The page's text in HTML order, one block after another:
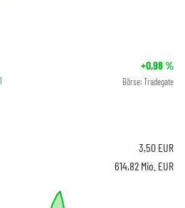
+0,98%
Börse: Tradegate
3,50 EUR
614,82 Mio. EUR